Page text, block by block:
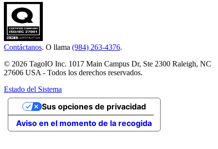
Contáctanos. O llama (984) 263-4376.
© 2026 TagoIO Inc. 1017 Main Campus Dr, Ste 2300 Raleigh, NC
27606 USA - Todos los derechos reservados.
Estado del Sistema
Aviso en el momento de la recogida
Sus opciones de privacidad